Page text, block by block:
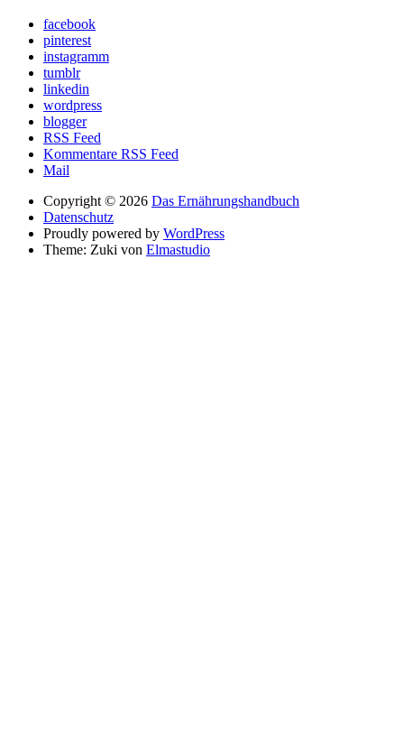
facebook
pinterest
instagramm
tumblr
linkedin
wordpress
blogger
RSS Feed
Kommentare RSS Feed
Mail
Copyright © 2026 Das Ernährungshandbuch
Datenschutz
Proudly powered by WordPress
Theme: Zuki von Elmastudio